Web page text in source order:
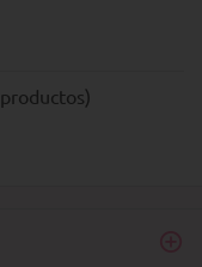
productos)